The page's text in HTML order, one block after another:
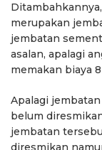
merupakan
jembatan
asalan, apalagi
memakan biaya
Apalagi
belum
jembatan
diresmikan